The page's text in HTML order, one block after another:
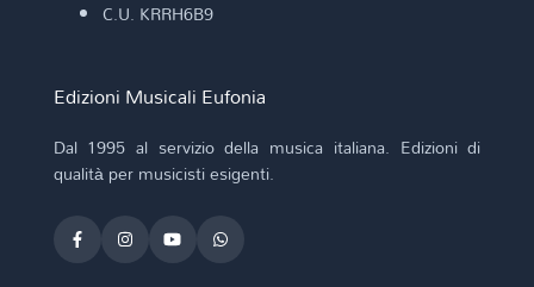
C.U. KRRH6B9
Edizioni Musicali Eufonia
Dal 1995 al servizio della musica italiana. Edizioni di
qualità per musicisti esigenti.